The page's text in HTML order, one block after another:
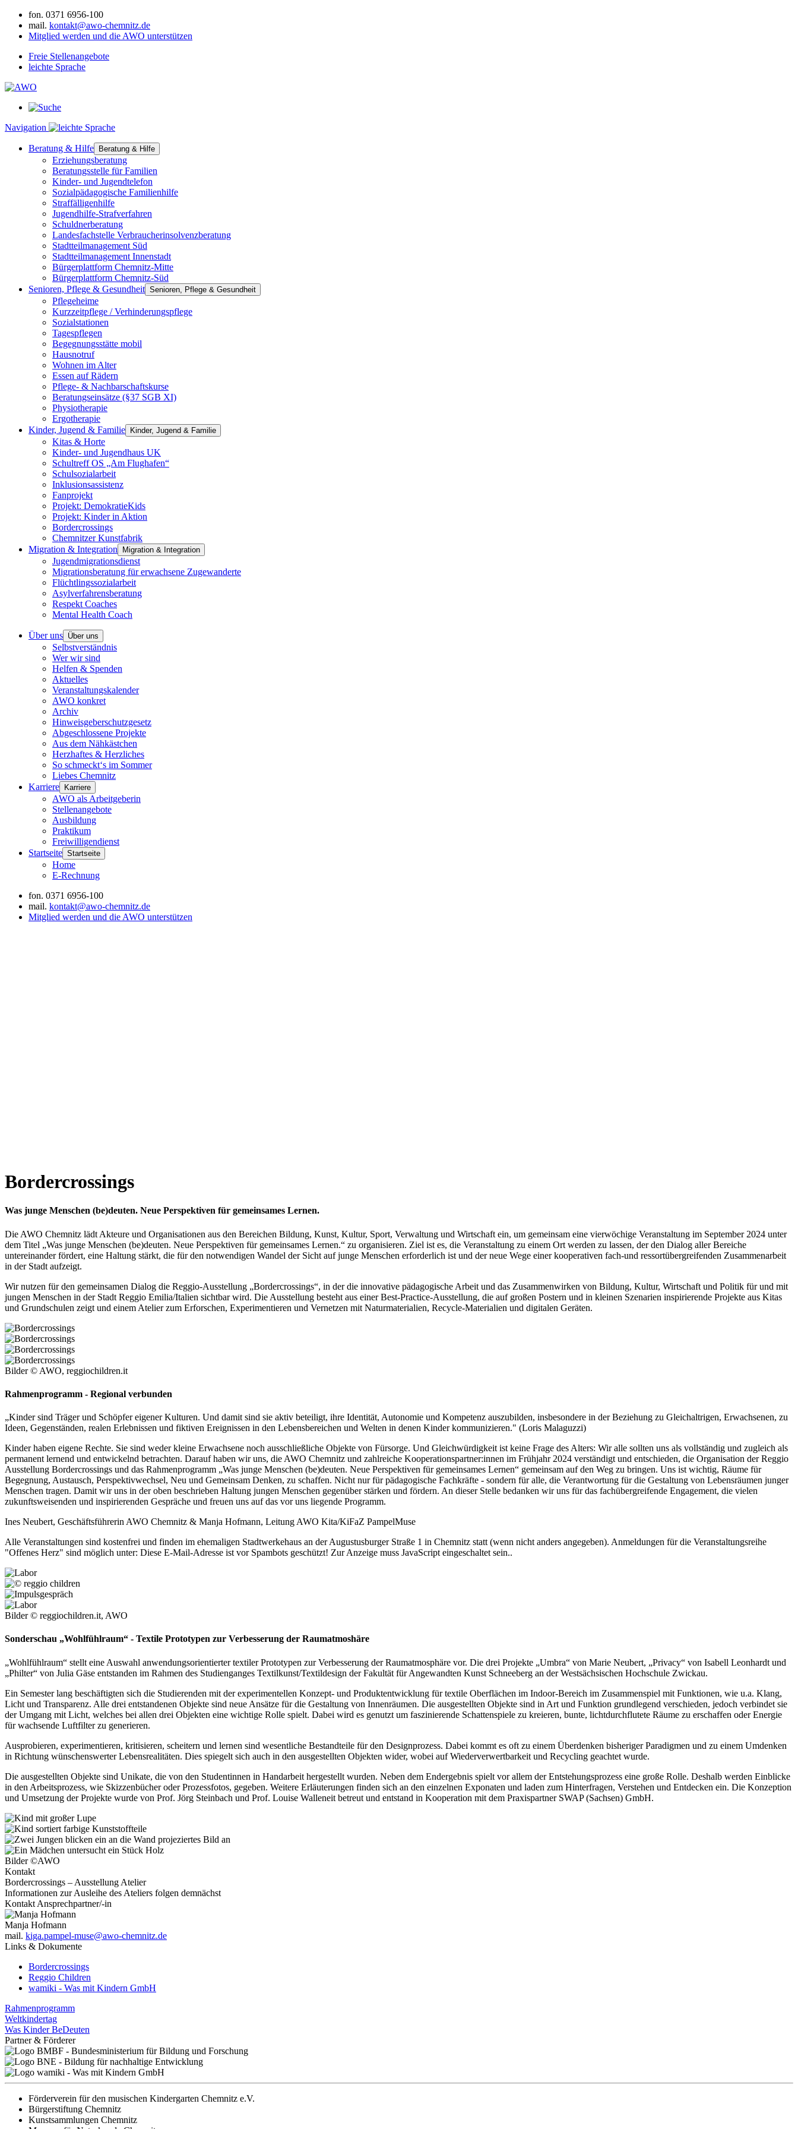
fon. 0371 6956-100
mail. kontakt@awo-chemnitz.de
Mitglied werden und die AWO unterstützen
Freie Stellenangebote
leichte Sprache
Navigation
Beratung & Hilfe Beratung & Hilfe
Erziehungsberatung
Beratungsstelle für Familien
Kinder- und Jugendtelefon
Sozialpädagogische Familienhilfe
Straffälligenhilfe
Jugendhilfe-Strafverfahren
Schuldnerberatung
Landesfachstelle Verbraucherinsolvenzberatung
Stadtteilmanagement Süd
Stadtteilmanagement Innenstadt
Bürgerplattform Chemnitz-Mitte
Bürgerplattform Chemnitz-Süd
Senioren, Pflege & Gesundheit Senioren, Pflege & Gesundheit
Pflegeheime
Kurzzeitpflege / Verhinderungspflege
Sozialstationen
Tagespflegen
Begegnungsstätte mobil
Hausnotruf
Wohnen im Alter
Essen auf Rädern
Pflege- & Nachbarschaftskurse
Beratungseinsätze (§37 SGB XI)
Physiotherapie
Ergotherapie
Kinder, Jugend & Familie
Kinder, Jugend & Familie
Kitas & Horte
Kinder- und Jugendhaus UK
Schultreff OS „Am Flughafen“
Schulsozialarbeit
Inklusionsassistenz
Fanprojekt
Projekt: DemokratieKids
Projekt: Kinder in Aktion
Bordercrossings
Chemnitzer Kunstfabrik
Migration & Integration
Migration & Integration
Jugendmigrationsdienst
Migrationsberatung für erwachsene Zugewanderte
Flüchtlingssozialarbeit
Asylverfahrensberatung
Respekt Coaches
Mental Health Coach
Über uns Über uns
Selbstverständnis
Wer wir sind
Helfen & Spenden
Aktuelles
Veranstaltungskalender
AWO konkret
Archiv
Hinweisgeberschutzgesetz
Abgeschlossene Projekte
Aus dem Nähkästchen
Herzhaftes & Herzliches
So schmeckt‘s im Sommer
Liebes Chemnitz
Karriere
Karriere
AWO als Arbeitgeberin
Stellenangebote
Ausbildung
Praktikum
Freiwilligendienst
Startseite Startseite
Home
E-Rechnung
fon. 0371 6956-100
mail. kontakt@awo-chemnitz.de
Mitglied werden und die AWO unterstützen
Bordercrossings
Was junge Menschen (be)deuten. Neue Perspektiven für gemeinsames Lernen.
Die AWO Chemnitz lädt Akteure und Organisationen aus den Bereichen Bildung, Kunst, Kultur, Sport, Verwaltung und Wirtschaft ein, um gemeinsam eine vierwöchige Veranstaltung im September 2024 unter
dem Titel „Was junge Menschen (be)deuten. Neue Perspektiven für gemeinsames Lernen.“ zu organisieren. Ziel ist es, die Veranstaltung zu einem Ort werden zu lassen, der den Dialog aller Bereiche
untereinander fördert, eine Haltung stärkt, die für den notwendigen Wandel der Sicht auf junge Menschen erforderlich ist und der neue Wege einer kooperativen fach-und ressortübergreifenden Zusammenarbeit
in der Stadt aufzeigt.
Wir nutzen für den gemeinsamen Dialog die Reggio-Ausstellung „Bordercrossings“, in der die innovative pädagogische Arbeit und das Zusammenwirken von Bildung, Kultur, Wirtschaft und Politik für und mit
jungen Menschen in der Stadt Reggio Emilia/Italien sichtbar wird. Die Ausstellung besteht aus einer Best-Practice-Ausstellung, die auf großen Postern und in kleinen Szenarien inspirierende Projekte aus Kitas
und Grundschulen zeigt und einem Atelier zum Erforschen, Experimentieren und Vernetzen mit Naturmaterialien, Recycle-Materialien und digitalen Geräten.
Bilder © AWO, reggiochildren.it
Rahmenprogramm - Regional verbunden
„Kinder sind Träger und Schöpfer eigener Kulturen. Und damit sind sie aktiv beteiligt, ihre Identität, Autonomie und Kompetenz auszubilden, insbesondere in der Beziehung zu Gleichaltrigen, Erwachsenen, zu
Ideen, Gegenständen, realen Erlebnissen und fiktiven Ereignissen in den Lebensbereichen und Welten in denen Kinder kommunizieren." (Loris Malaguzzi)
Kinder haben eigene Rechte. Sie sind weder kleine Erwachsene noch ausschließliche Objekte von Fürsorge. Und Gleichwürdigkeit ist keine Frage des Alters: Wir alle sollten uns als vollständig und zugleich als
permanent lernend und entwickelnd betrachten. Darauf haben wir uns, die AWO Chemnitz und zahlreiche Kooperationspartner:innen im Frühjahr 2024 verständigt und entschieden, die Organisation der Reggio
Ausstellung Bordercrossings und das Rahmenprogramm „Was junge Menschen (be)deuten. Neue Perspektiven für gemeinsames Lernen“ gemeinsam auf den Weg zu bringen. Uns ist wichtig, Räume für
Begegnung, Austausch, Perspektivwechsel, Neu und Gemeinsam Denken, zu schaffen. Nicht nur für pädagogische Fachkräfte - sondern für alle, die Verantwortung für die Gestaltung von Lebensräumen junger
Menschen tragen. Damit wir uns in der oben beschrieben Haltung jungen Menschen gegenüber stärken und fördern. An dieser Stelle bedanken wir uns für das fachübergreifende Engagement, die vielen
zukunftsweisenden und inspirierenden Gespräche und freuen uns auf das vor uns liegende Programm.
Ines Neubert, Geschäftsführerin AWO Chemnitz & Manja Hofmann, Leitung AWO Kita/KiFaZ PampelMuse
Alle Veranstaltungen sind kostenfrei und finden im ehemaligen Stadtwerkehaus an der Augustusburger Straße 1 in Chemnitz statt (wenn nicht anders angegeben). Anmeldungen für die Veranstaltungsreihe
"Offenes Herz" sind möglich unter: Diese E-Mail-Adresse ist vor Spambots geschützt! Zur Anzeige muss JavaScript eingeschaltet sein..
Bilder © reggiochildren.it, AWO
Sonderschau „Wohlfühlraum“ - Textile Prototypen zur Verbesserung der Raumatmoshäre
„Wohlfühlraum“ stellt eine Auswahl anwendungsorientierter textiler Prototypen zur Verbesserung der Raumatmosphäre vor. Die drei Projekte „Umbra“ von Marie Neubert, „Privacy“ von Isabell Leonhardt und
„Philter“ von Julia Gäse entstanden im Rahmen des Studienganges Textilkunst/Textildesign der Fakultät für Angewandten Kunst Schneeberg an der Westsächsischen Hochschule Zwickau.
Ein Semester lang beschäftigten sich die Studierenden mit der experimentellen Konzept- und Produktentwicklung für textile Oberflächen im Indoor-Bereich im Zusammenspiel mit Funktionen, wie u.a. Klang,
Licht und Transparenz. Alle drei entstandenen Objekte sind neue Ansätze für die Gestaltung von Innenräumen. Die ausgestellten Objekte sind in Art und Funktion grundlegend verschieden, jedoch verbindet sie
der Umgang mit Licht, welches bei allen drei Objekten eine wichtige Rolle spielt. Dabei wird es genutzt um faszinierende Schattenspiele zu kreieren, bunte, lichtdurchflutete Räume zu erschaffen oder Energie
für wachsende Luftfilter zu generieren.
Ausprobieren, experimentieren, kritisieren, scheitern und lernen sind wesentliche Bestandteile für den Designprozess. Dabei kommt es oft zu einem Überdenken bisheriger Paradigmen und zu einem Umdenken
in Richtung wünschenswerter Lebensrealitäten. Dies spiegelt sich auch in den ausgestellten Objekten wider, wobei auf Wiederverwertbarkeit und Recycling geachtet wurde.
Die ausgestellten Objekte sind Unikate, die von den Studentinnen in Handarbeit hergestellt wurden. Neben dem Endergebnis spielt vor allem der Entstehungsprozess eine große Rolle. Deshalb werden Einblicke
in den Arbeitsprozess, wie Skizzenbücher oder Prozessfotos, gegeben. Weitere Erläuterungen finden sich an den einzelnen Exponaten und laden zum Hinterfragen, Verstehen und Entdecken ein. Die Konzeption
und Umsetzung der Projekte wurde von Prof. Jörg Steinbach und Prof. Louise Walleneit betreut und entstand in Kooperation mit dem Praxispartner SWAP (Sachsen) GmbH.
Bilder ©AWO
Kontakt
Bordercrossings – Ausstellung Atelier
Informationen zur Ausleihe des Ateliers folgen demnächst
Kontakt Ansprechpartner/-in
Manja Hofmann
mail. kiga.pampel-muse@awo-chemnitz.de
Links & Dokumente
Bordercrossings
Reggio Children
wamiki - Was mit Kindern GmbH
Rahmenprogramm
Weltkindertag
Was Kinder BeDeuten
Partner & Förderer
Förderverein für den musischen Kindergarten Chemnitz e.V.
Bürgerstiftung Chemnitz
Kunstsammlungen Chemnitz